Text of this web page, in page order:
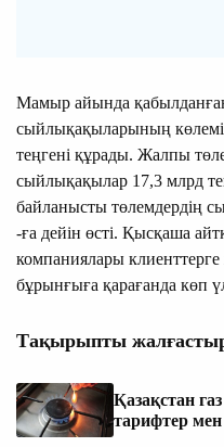
Мамыр айында
сыйлықақыларының
теңгені құрады. Жалпы
сыйлықақылар 17,3 млрд
байланысты төлемдердің
-ға дейін өсті. Қысқаша
компаниялары
бұрынғыға қарағанда көп
Тақырыпты
Қазақстан
тарифтер